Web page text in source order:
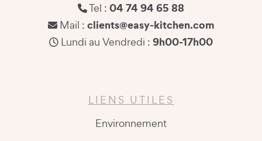
Tel : 04 74 94 65 88
Mail : clients@easy-kitchen.com
Lundi au Vendredi : 9h00-17h00
LIENS UTILES
Environnement